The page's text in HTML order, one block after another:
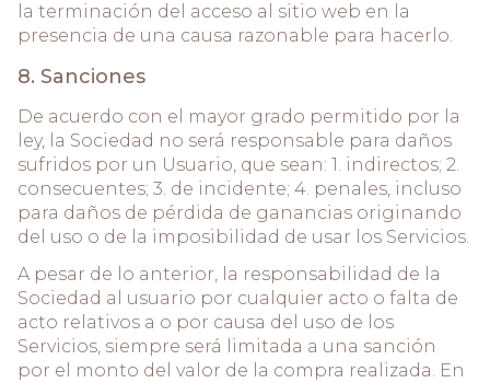
la terminación del acceso al sitio web en la
presencia de una causa razonable para hacerlo.
8. Sanciones
De acuerdo con el mayor grado permitido por la
ley, la Sociedad no será responsable para daños
sufridos por un Usuario, que sean: 1. indirectos; 2.
consecuentes; 3. de incidente; 4. penales, incluso
para daños de pérdida de ganancias originando
del uso o de la imposibilidad de usar los Servicios.
A pesar de lo anterior, la responsabilidad de la
Sociedad al usuario por cualquier acto o falta de
acto relativos a o por causa del uso de los
Servicios, siempre será limitada a una sanción
por el monto del valor de la compra realizada. En